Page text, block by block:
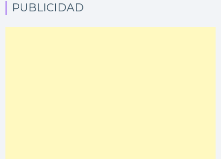
PUBLICIDAD